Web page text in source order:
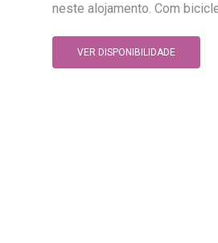
neste alojamento. Com
VER DISPONIBILIDADE